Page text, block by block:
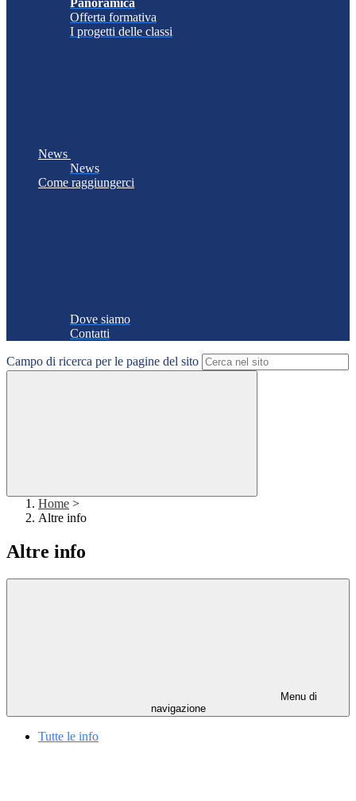
Panoramica
Offerta formativa
I progetti delle classi
News
News
Come raggiungerci
Dove siamo
Contatti
Campo di ricerca per le pagine del sito
Home >
Altre info
Altre info
Menu di
navigazione
Tutte le info